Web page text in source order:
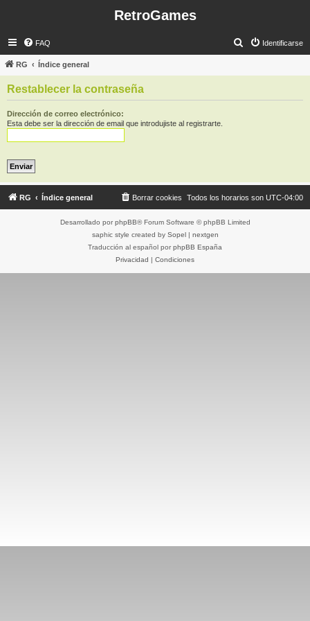
RetroGames
FAQ Identificarse
s
RG Índice general
Restablecer la contraseña
Dirección de correo electrónico:
Esta debe ser la dirección de email que introdujiste al registrarte.
RG Índice general Todos los horarios son UTC-04:00
Borrar cookies
Desarrollado por phpBB® Forum Software © phpBB Limited
saphic style created by Sopel| nextgen
Traducción al español por phpBB España
Privacidad | Condiciones